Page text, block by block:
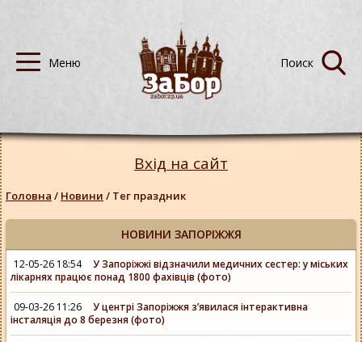
Вхід на сайт
Головна / Новини / Тег праздник
НОВИНИ ЗАПОРІЖЖЯ
12-05-26 18:54
У Запоріжжі відзначили медичних сестер: у міських
лікарнях працює понад 1800 фахівців (фото)
09-03-26 11:26
У центрі Запоріжжя з’явилася інтерактивна
інсталяція до 8 березня (фото)